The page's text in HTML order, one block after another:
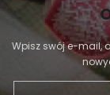
Wpisz swój e-mail,